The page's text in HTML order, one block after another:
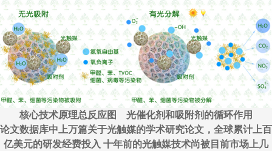
核心技术原理总反应图 光催化剂和吸附剂的循环作用
论文数据库中上万篇关于光触媒的学术研究论文，全球累计上百
亿美元的研发经费投入 十年前的光触媒技术尚被目前市场上几